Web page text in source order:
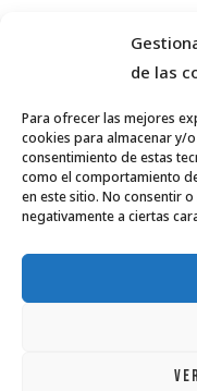
de las
Para ofrecer las mejores
cookies para almacenar y/
consentimiento de estas
como el comportamiento
en este sitio. No consentir
negativamente a ciertas